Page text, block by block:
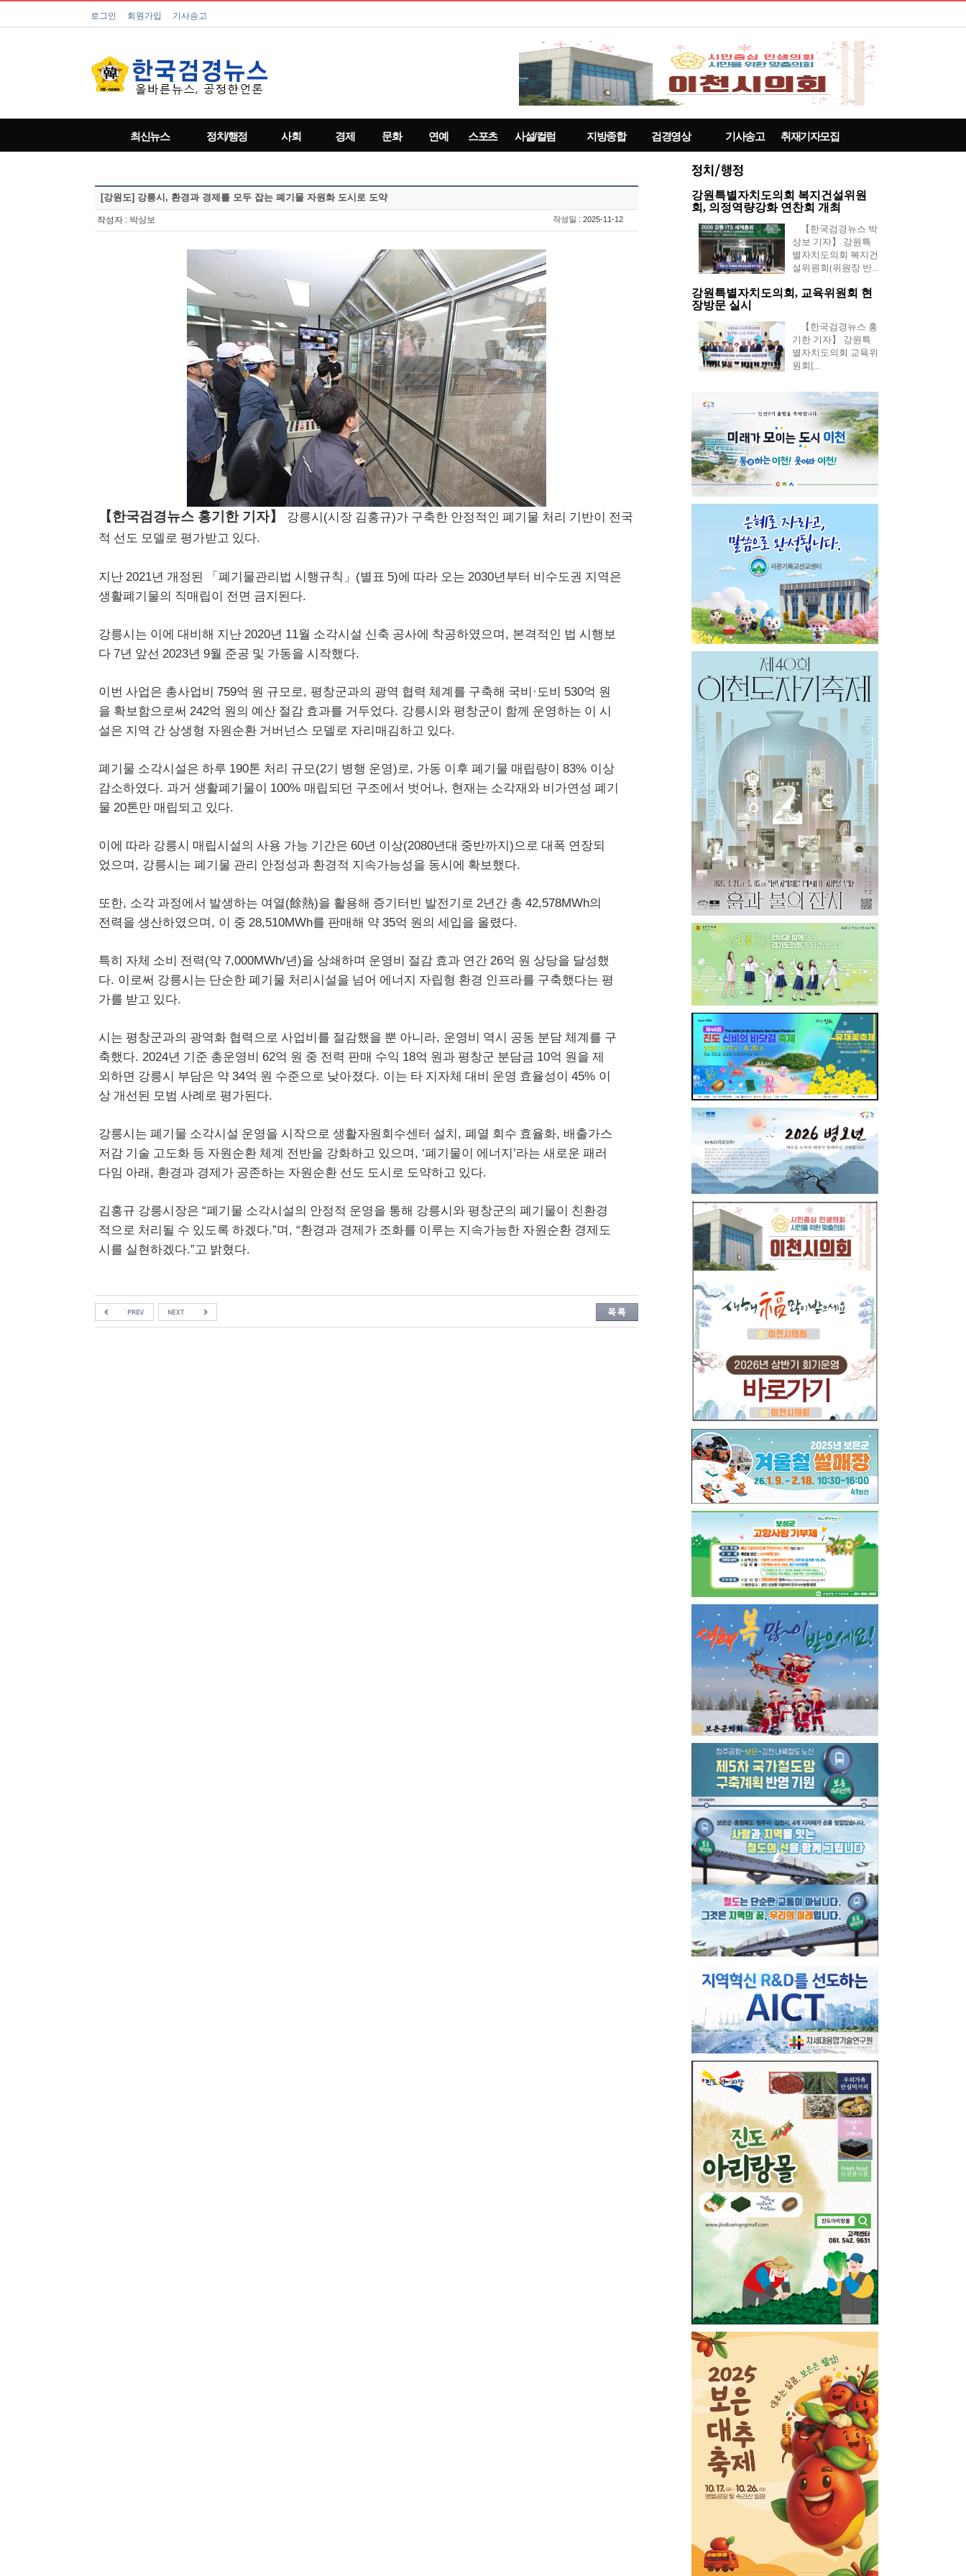
로그인 회원가입 기사송고
최신뉴스 정치/행정 사회 경제 문화 연예 스포츠 사설/컬럼 지방종합 검경영상 기사송고 취재기자모집
[강원도] 강릉시, 환경과 경제를 모두 잡는 폐기물 자원화 도시로 도약
작성자 : 박상보 작성일 : 2025-11-12
【한국검경뉴스 홍기한 기자】 강릉시 (시장 김홍규)가 구축한 안정적인 폐기물 처리 기반이 전국
적 선도 모델로 평가받고 있다.
지난 2021년 개정된 「 폐기물관리법 시행규칙 」 (별표 5)에 따라 오는 2030년부터 비수도권 지역은
생활폐기물의 직매립이 전면 금지된다.
강릉시는 이에 대비해 지난 2020년 11월 소각시설 신축 공사에 착공하였으며 , 본격적인 법 시행보
다 7년 앞선 2023년 9월 준공 및 가동을 시 작했다.
이번 사업은 총사업비 759억 원 규모로, 평창군과의 광역 협력 체계를 구축해 국비 ·도비 530억 원
을 확보함으로써 242억 원의 예산 절감 효과를 거두었다. 강릉시와 평창군이 함께 운영하는 이 시
설은 지역 간 상생형 자원순환 거버넌스 모델로 자리매김하고 있다.
폐기물 소각시설은 하루 190톤 처리 규모(2기 병행 운영)로, 가동 이후 폐기물 매립량이 83% 이상
감소하였다. 과거 생활폐기물이 100% 매립되던 구조에서 벗어나, 현재는 소각재와 비가연성 폐기
물 20톤만 매립되 고 있다.
이에 따라 강릉시 매립시설의 사용 가능 기간은 60년 이상(2080년대 중반까지)으로 대폭 연장되
었으며 , 강릉시는 폐기물 관리 안정성과 환경적 지속가능성을 동시에 확보했다.
또한, 소각 과정에서 발생하는 여열(餘熱)을 활용해 증기터빈 발전기로 2년간 총 42,578MWh의
전력을 생산하였으며 , 이 중 28,510MWh를 판매해 약 35억 원의 세입을 올렸다.
특히 자체 소비 전력(약 7,000MWh/년)을 상쇄하며 운영비 절감 효과 연간 26억 원 상당을 달성했
다. 이로써 강릉시는 단순한 폐기물 처리시 설을 넘어 에너지 자립형 환경 인프라를 구축했다는 평
가를 받고 있다.
시는 평창군과의 광역화 협력으로 사업비를 절감했을 뿐 아니라, 운영비 역시 공동 분담 체계를 구
축했다. 2024년 기준 총운영비 62억 원 중 전력 판매 수익 18억 원과 평창군 분담금 10억 원을 제
외하면 강릉시 부담은 약 34억 원 수준으로 낮아졌다. 이는 타 지자체 대비 운영 효율성이 45% 이
상 개선된 모범 사례로 평가된다.
강릉시는 폐기물 소각시설 운영을 시작으로 생활자원회수센터 설치 , 폐 열 회수 효율화, 배출가스
저감 기술 고도화 등 자원순환 체계 전반을 강화하고 있으며 , ‘폐기물이 에너지 ’라는 새로운 패러
다임 아래 , 환경과 경제가 공존하는 자원순환 선도 도시로 도약하고 있다.
김홍규 강릉시장은 “폐기물 소각시설의 안정적 운영을 통해 강릉시와 평창군의 폐기물이 친환경
적으로 처리될 수 있도록 하겠다.”며 , “환경과 경제가 조화를 이루는 지속가능한 자원순환 경제도
시를 실현하겠다.”고 밝혔다.
강원특별자치도의회 복지건설위원
회, 의정역량강화 연찬회 개최
【한국검경뉴스 박
상보 기자】 강원특
별자치도의회 복지건
설위원회(위원장 반...
강원특별자치도의회, 교육위원회 현
장방문 실시
【한국검경뉴스 홍
기한 기자】 강원특
별자치도의회 교육위
원회[...